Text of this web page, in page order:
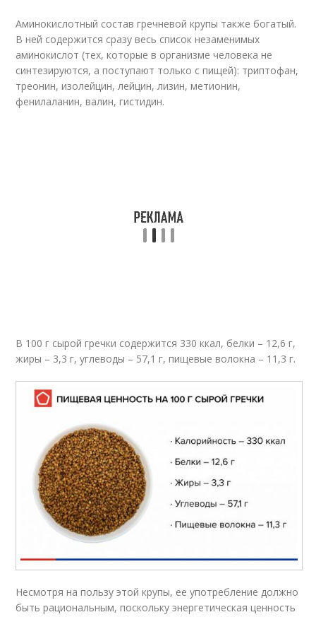
Аминокислотный состав гречневой крупы также богатый.
В ней содержится сразу весь список незаменимых
аминокислот (тех, которые в организме человека не
синтезируются, а поступают только с пищей): триптофан,
треонин, изолейцин, лейцин, лизин, метионин,
фенилаланин, валин, гистидин.
В 100 г сырой гречки содержится 330 ккал, белки – 12,6 г,
жиры – 3,3 г, углеводы – 57,1 г, пищевые волокна – 11,3 г.
Несмотря на пользу этой крупы, ее употребление должно
быть рациональным, поскольку энергетическая ценность